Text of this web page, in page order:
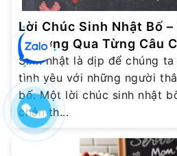
Lời Chúc Sinh Nhật Bố –
Thương Qua Từng Câu
Sinh nhật là dịp để chúng
tình yêu với những người
bố. Một lời chúc sinh nhật
chân th...